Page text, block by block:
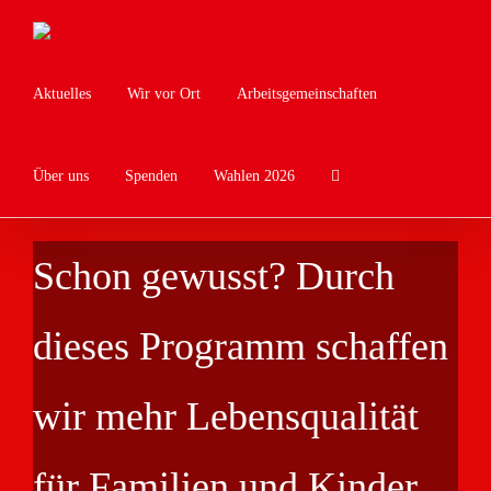
Inhalt
Aktuelles Wir vor Ort Arbeitsgemeinschaften
Über uns Spenden Wahlen 2026
Schon gewusst? Durch
dieses Programm schaffen
wir mehr Lebensqualität